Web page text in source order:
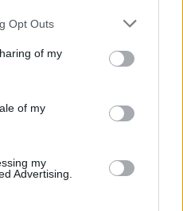
Opt Outs
of my
of my
my
Advertising.
Ci
sejmowych
również
wady, jak i zalety.
nie jest w pełni